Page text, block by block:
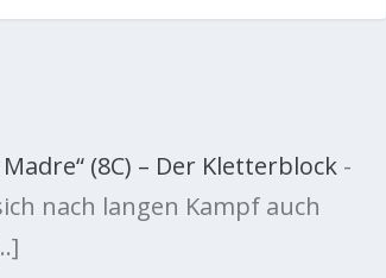
(8C) – Der Kletterblock-
nach langen Kampf auch